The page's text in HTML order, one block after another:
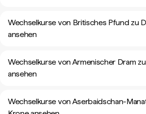
Wechselkurse von Britisches Pfund zu
ansehen
Wechselkurse von Armenischer Dram
ansehen
Wechselkurse von Aserbaidschan-